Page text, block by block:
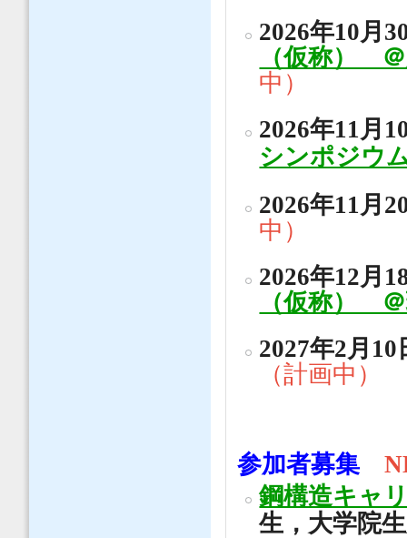
2026年10月
（仮称）
中）
2026年11月
シンポジウ
2026年11月
中）
2026年12月
（仮称）
2027年2月10
（計画中）
参加者募集
鋼構造キャ
生，大学院